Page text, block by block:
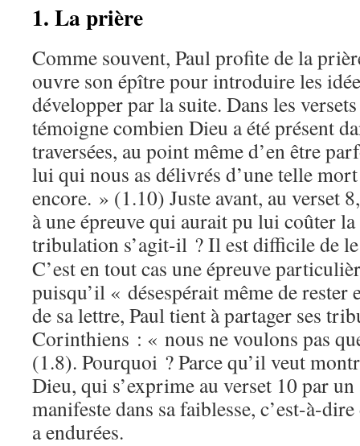
1. La prière
Comme souvent, Paul profite de la
ouvre son épître pour introduire les
développer par la suite. Dans les
témoigne combien Dieu a été présent
traversées, au point même d’en être
lui qui nous as délivrés d’une telle
encore. » (1.10) Juste avant, au verset
à une épreuve qui aurait pu lui coûter
tribulation s’agit-il ? Il est difficile de
C’est en tout cas une épreuve
puisqu’il « désespérait même de rester
de sa lettre, Paul tient à partager ses
Corinthiens : « nous ne voulons pas
(1.8). Pourquoi ? Parce qu’il veut
Dieu, qui s’exprime au verset 10 par
manifeste dans sa faiblesse, c’est-à-
a endurées.